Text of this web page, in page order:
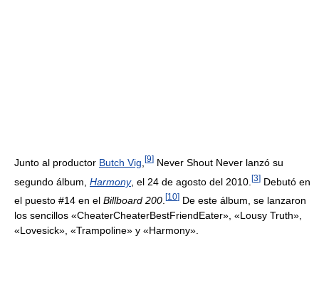
Junto al productor Butch Vig [9] Never Shout Never lanzó su
segundo álbum, Harmony, el 24 de agosto del 2010. [3] Debutó en
el puesto #14 en el Billboard 200 [10] De este álbum, se lanzaron
los sencillos «CheaterCheaterBestFriendEater», «Lousy Truth»,
«Lovesick», «Trampoline» y «Harmony».